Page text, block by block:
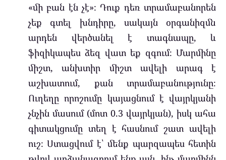
«մի բան էն չէ»։ Դուք դեռ տրամաբանորեն
չեք գտել խնդիրը, սակայն օրգանիզմն
արդեն վերծանել է տագնապը, և
ֆիզիկապես ձեզ վատ եք զգում։ Մարմինը
միշտ, անխտիր միշտ ավելի արագ է
աշխատում, քան տրամաբանությունը։
Ուղեղը որոշումը կայացնում է վայրկյանի
չնչին մասում (մոտ 0.3 վայրկյան), իսկ ահա
գիտակցումը տեղ է հասնում շատ ավելի
ուշ։ Ստացվում է՝ մենք պարզապես հետին